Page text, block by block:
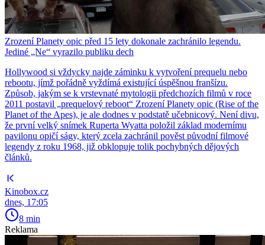
Zrození Planety opic před 15 lety dokonale zachránilo legendu.
Jediné „Ne“ vyrazilo publiku dech
Hollywood si vždycky najde záminku k vytvoření prequelu nebo
rebootu, jímž pořádně vyždímá existující úspěšnou franšízu.
Způsob, jakým se k vrstevnaté mytologii předchozích filmů v roce
2011 postavil „prequelový reboot“ Zrození Planety opic (Rise of the
Planet of the Apes), je ale dodnes v podstatě učebnicový. Není divu,
že první velký snímek Ruperta Wyatta položil základ modernímu
pavilonu opičí ságy, který zcela zachránil pověst původní filmové
legendy z roku 1968, již obklopuje tolik pochybných dějových
článků.
Kinobox.cz
dnes, 17:05
8 min
Reklama